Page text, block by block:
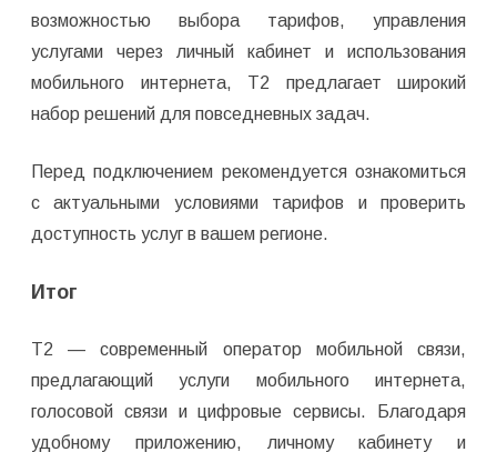
возможностью выбора тарифов, управления
услугами через личный кабинет и использования
мобильного интернета, T2 предлагает широкий
набор решений для повседневных задач.
Перед подключением рекомендуется ознакомиться
с актуальными условиями тарифов и проверить
доступность услуг в вашем регионе.
Итог
T2 — современный оператор мобильной связи,
предлагающий услуги мобильного интернета,
голосовой связи и цифровые сервисы. Благодаря
удобному приложению, личному кабинету и